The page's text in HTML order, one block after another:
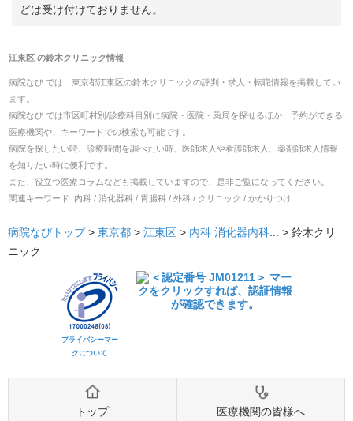
どは受け付けておりません。
江東区の鈴木クリニック情報
病院なび では、 東京都江東区の鈴木クリニックの評判・求人・転職情報を掲載してい
ます。
病院なび では市区町村別/診療科目別に病院・医院・薬局を探せるほか、予約ができる
医療機関や、キーワードでの検索も可能です。
病院を探したい時、診療時間を調べたい時、医師求人や看護師求人、薬剤師求人情報
を知りたい時に便利です。
また、役立つ医療コラムなども掲載していますので、是非ご覧になってください。
関連キーワード: 内科 / 消化器科 / 胃腸科 / 外科 / クリニック / かかりつけ
病院なびトップ > 東京都 > 江東区 > 内科 消化器内科... > 鈴木クリ
ニック
プライバシーマー
クについて
トップ 医療機関の皆様へ